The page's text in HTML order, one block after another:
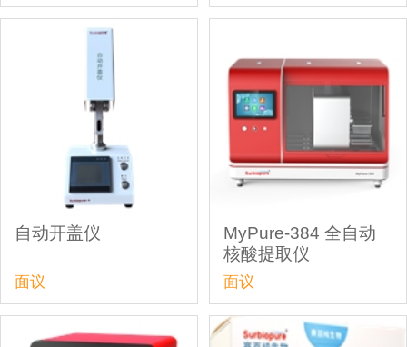
自动开盖仪
面议
MyPure-384 全自动
核酸提取仪
面议